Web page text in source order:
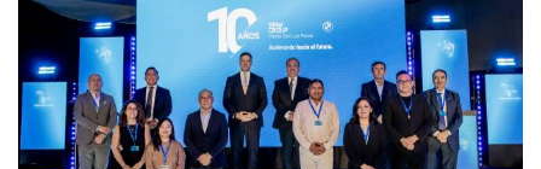
instituciones académicas.
Más de 1,200 jóvenes han participado en programas de prácticas
profesionales y más de 570 aprendices han concluido el
Programa de Capacitación Vocacional Dual inspirado en el